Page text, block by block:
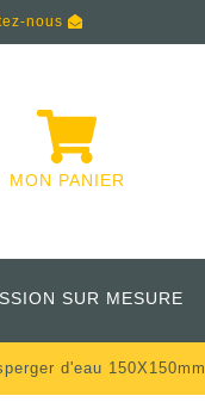
nous
MON PANIER
SUR MESURE
d'eau 150X150mm